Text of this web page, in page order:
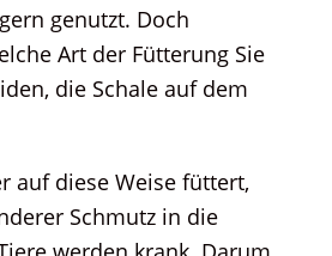
genutzt. Doch
Art der Fütterung Sie
die Schale auf dem
auf diese Weise füttert,
Schmutz in die